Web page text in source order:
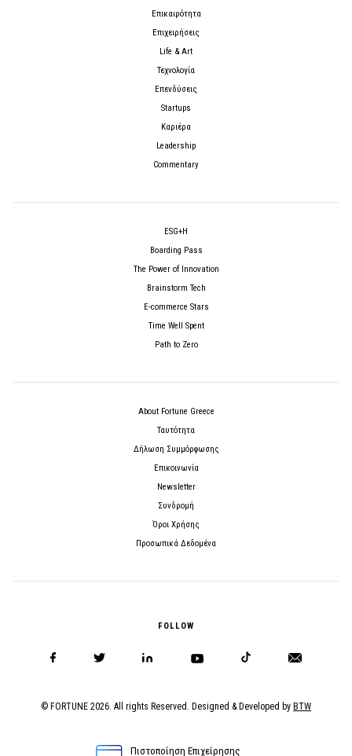
Επικαιρότητα
Επιχειρήσεις
Life & Art
Τεχνολογία
Επενδύσεις
Startups
Καριέρα
Leadership
Commentary
ESG+H
Boarding Pass
The Power of Innovation
Brainstorm Tech
E-commerce Stars
Time Well Spent
Path to Zero
About Fortune Greece
Ταυτότητα
Δήλωση Συμμόρφωσης
Επικοινωνία
Newsletter
Συνδρομή
Όροι Χρήσης
Προσωπικά Δεδομένα
FOLLOW
© FORTUNE 2026. All rights Reserved. Designed & Developed by BTW
Πιστοποίηση Επιχείρησης